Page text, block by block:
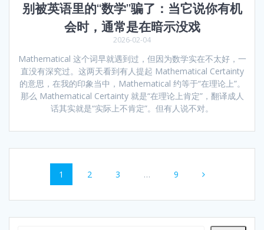
别被英语里的“数学”骗了：当它说你有机
会时，通常是在暗示没戏
2026-02-04
Mathematical 这个词早就遇到过，但因为数学实在不太好，一
直没有深究过。这两天看到有人提起 Mathematical Certainty
的意思，在我的印象当中，Mathematical 约等于“在理论上”。
那么 Mathematical Certainty 就是“在理论上肯定”，翻译成人
话其实就是“实际上不肯定”。但有人说不对。
Posts
navigation
Page
1 Page
2 Page
3 … Page
9